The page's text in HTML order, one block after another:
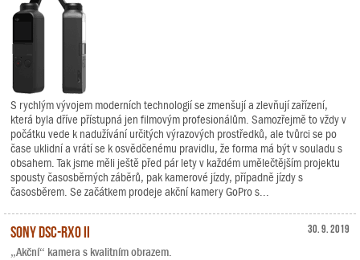
S rychlým vývojem moderních technologií se zmenšují a zlevňují zařízení,
která byla dříve přístupná jen filmovým profesionálům. Samozřejmě to vždy v
počátku vede k nadužívání určitých výrazových prostředků, ale tvůrci se po
čase uklidní a vrátí se k osvědčenému pravidlu, že forma má být v souladu s
obsahem. Tak jsme měli ještě před pár lety v každém umělečtějším projektu
spousty časosběrných záběrů, pak kamerové jízdy, případně jízdy s
časosběrem. Se začátkem prodeje akční kamery GoPro s...
30. 9. 2019
Sony DSC-RX0 II
„Akční“ kamera s kvalitním obrazem.